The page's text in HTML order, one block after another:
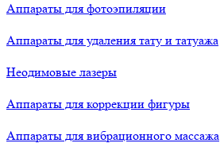
Аппараты для фотоэпиляции
Аппараты для удаления тату и татуажа
Неодимовые лазеры
Аппараты для коррекции фигуры
Аппараты для вибрационного массажа